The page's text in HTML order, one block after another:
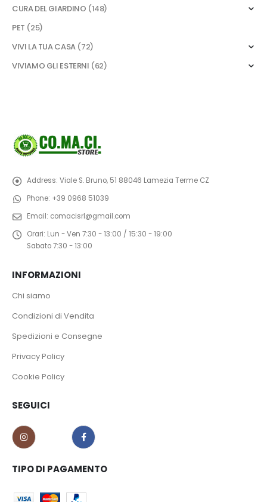
CURA DEL GIARDINO (148)
PET (25)
VIVI LA TUA CASA (72)
VIVIAMO GLI ESTERNI (62)
Address: Viale S. Bruno, 51 88046 Lamezia Terme CZ
Phone: +39 0968 51039
Email: comacisrl@gmail.com
Orari: Lun - Ven 7:30 - 13:00 / 15:30 - 19:00
Sabato 7:30 - 13:00
INFORMAZIONI
Chi siamo
Condizioni di Vendita
Spedizioni e Consegne
Privacy Policy
Cookie Policy
SEGUICI
TIPO DI PAGAMENTO